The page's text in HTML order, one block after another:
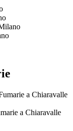
a Chiaravalle